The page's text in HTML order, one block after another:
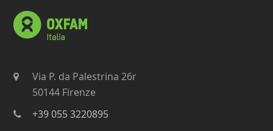
Via P. da Palestrina 26r
50144 Firenze
+39 055 3220895